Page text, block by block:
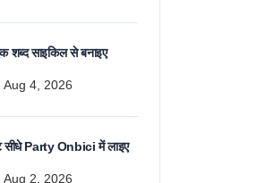
साइकिल से बनाइए
Aug 4, 2026
Party Onbici में लाइए
Aug 2, 2026